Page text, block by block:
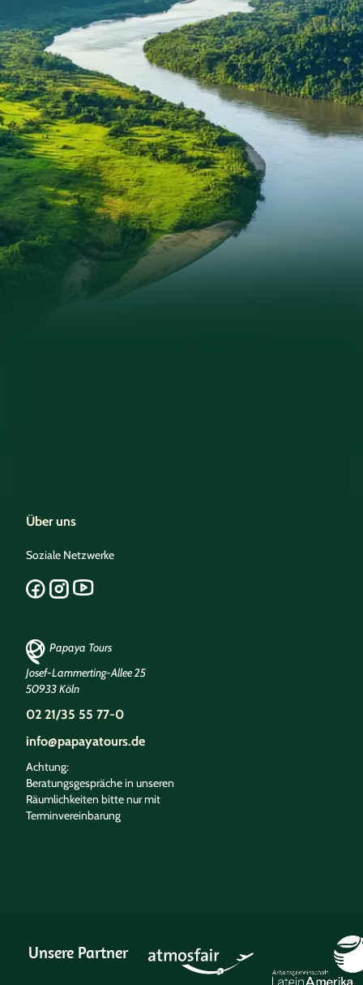
Über uns
Soziale Netzwerke
Papaya Tours
Josef-Lammerting-Allee 25
50933 Köln
02 21/35 55 77-0
info@papayatours.de
Achtung:
Beratungsgespräche in unseren
Räumlichkeiten bitte nur mit
Terminvereinbarung
Unsere Partner